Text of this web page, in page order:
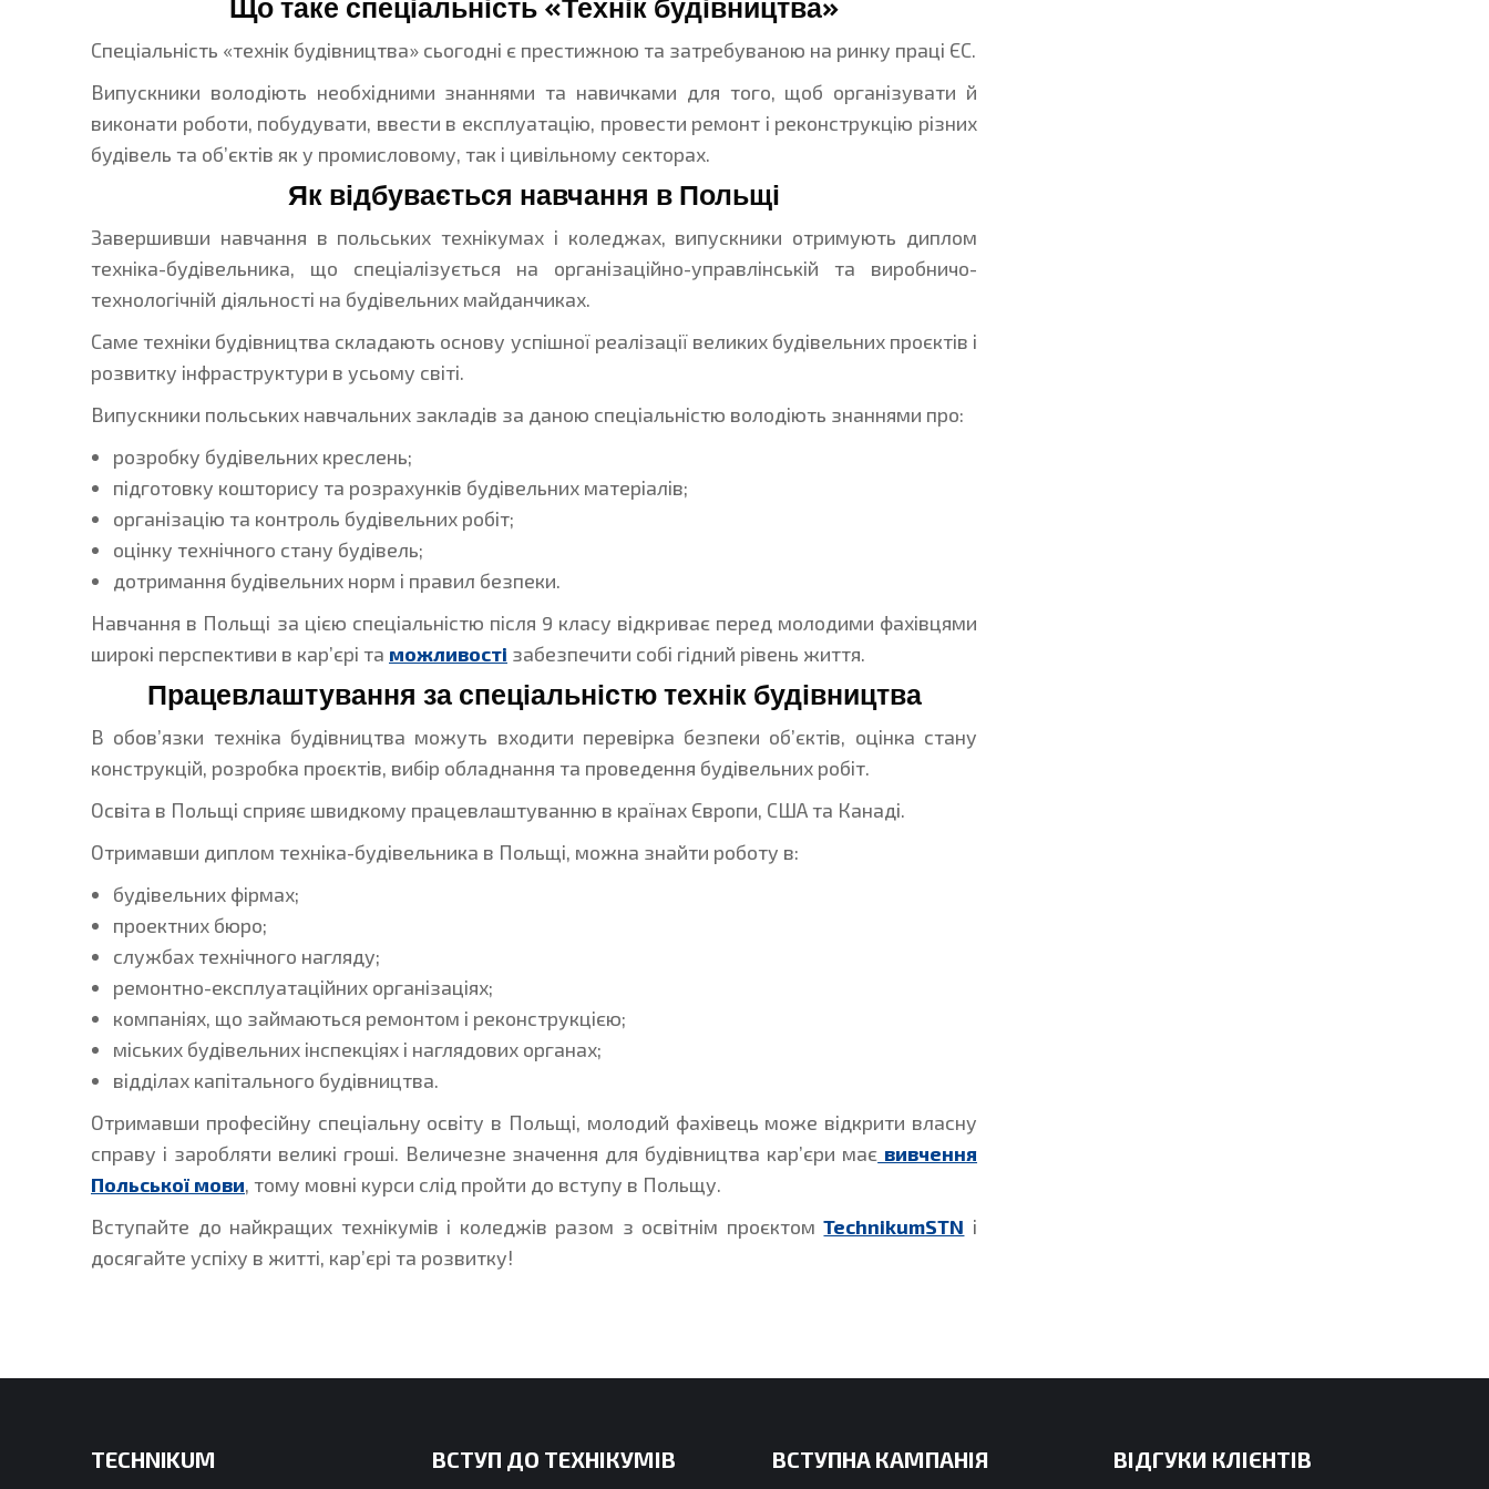
Що таке спеціальність «Технік будівництва»
Спеціальність «технік будівництва» сьогодні є престижною та затребуваною на ринку праці ЄС.
Випускники володіють необхідними знаннями та навичками для того, щоб організувати й
виконати роботи, побудувати, ввести в експлуатацію, провести ремонт і реконструкцію різних
будівель та об’єктів як у промисловому, так і цивільному секторах.
Як відбувається навчання в Польщі
Завершивши навчання в польських технікумах і коледжах, випускники отримують диплом
техніка-будівельника, що спеціалізується на організаційно-управлінській та виробничо-
технологічній діяльності на будівельних майданчиках.
Саме техніки будівництва складають основу успішної реалізації великих будівельних проєктів і
розвитку інфраструктури в усьому світі.
Випускники польських навчальних закладів за даною спеціальністю володіють знаннями про:
розробку будівельних креслень;
підготовку кошторису та розрахунків будівельних матеріалів;
організацію та контроль будівельних робіт;
оцінку технічного стану будівель;
дотримання будівельних норм і правил безпеки.
Навчання в Польщі за цією спеціальністю після 9 класу відкриває перед молодими фахівцями
широкі перспективи в кар’єрі та можливості забезпечити собі гідний рівень життя.
Працевлаштування за спеціальністю технік будівництва
В обов’язки техніка будівництва можуть входити перевірка безпеки об’єктів, оцінка стану
конструкцій, розробка проєктів, вибір обладнання та проведення будівельних робіт.
Освіта в Польщі сприяє швидкому працевлаштуванню в країнах Європи, США та Канаді.
Отримавши диплом техніка-будівельника в Польщі, можна знайти роботу в:
будівельних фірмах;
проектних бюро;
службах технічного нагляду;
ремонтно-експлуатаційних організаціях;
компаніях, що займаються ремонтом і реконструкцією;
міських будівельних інспекціях і наглядових органах;
відділах капітального будівництва.
Отримавши професійну спеціальну освіту в Польщі, молодий фахівець може відкрити власну
справу і заробляти великі гроші. Величезне значення для будівництва кар’єри має вивчення
Польської мови, тому мовні курси слід пройти до вступу в Польщу.
Вступайте до найкращих технікумів і коледжів разом з освітнім проєктомTechnikumSTN і
досягайте успіху в житті, кар’єрі та розвитку!
TECHNIKUM ВСТУП ДО ТЕХНІКУМІВ ВСТУПНА КАМПАНІЯ ВІДГУКИ КЛІЄНТІВ